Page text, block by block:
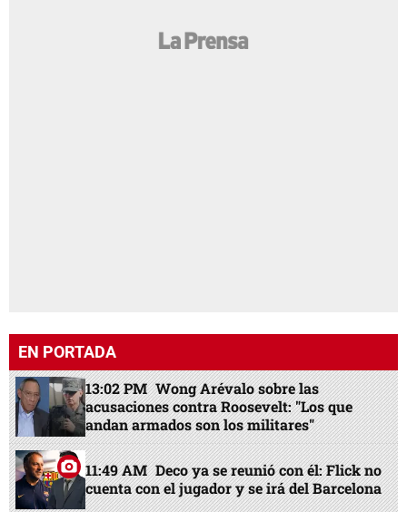
EN PORTADA
13:02 PM Wong Arévalo sobre las
acusaciones contra Roosevelt: "Los que
andan armados son los militares"
11:49 AM Deco ya se reunió con él: Flick no
cuenta con el jugador y se irá del Barcelona